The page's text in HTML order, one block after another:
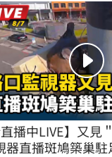
直播中LIVE】又見
器直播斑鳩築巢駐